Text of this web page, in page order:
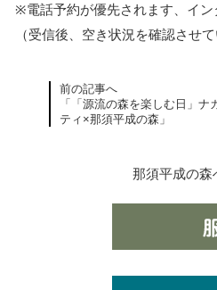
※電話予約が優先されます、イ
（受信後、空き状況を確認させ
前の記事へ
「「源流の森を楽しむ日」
ティ×那須平成の森」
那須平成の森